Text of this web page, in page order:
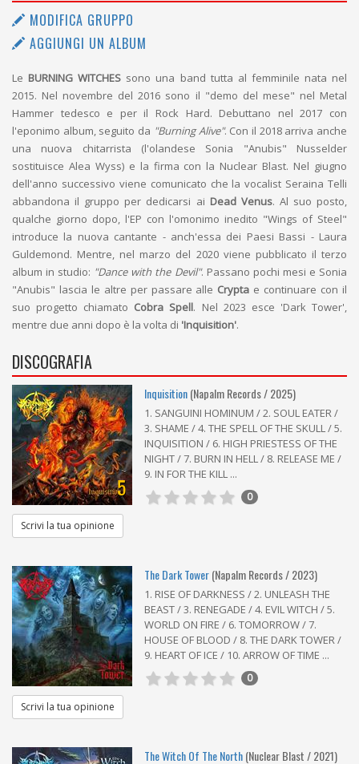
MODIFICA GRUPPO
AGGIUNGI UN ALBUM
Le BURNING WITCHES sono una band tutta al femminile nata nel
2015. Nel novembre del 2016 sono il "demo del mese" nel Metal
Hammer tedesco e per il Rock Hard. Debuttano nel 2017 con
l'eponimo album, seguito da "Burning Alive". Con il 2018 arriva anche
una nuova chitarrista (l'olandese Sonia "Anubis" Nusselder
sostituisce Alea Wyss) e la firma con la Nuclear Blast. Nel giugno
dell'anno successivo viene comunicato che la vocalist Seraina Telli
abbandona il gruppo per dedicarsi ai Dead Venus. Al suo posto,
qualche giorno dopo, l'EP con l'omonimo inedito "Wings of Steel"
introduce la nuova cantante - anch'essa dei Paesi Bassi - Laura
Guldemond. Mentre, nel marzo del 2020 viene pubblicato il terzo
album in studio: "Dance with the Devil". Passano pochi mesi e Sonia
"Anubis" lascia le altre per passare alle Crypta e continuare con il
suo progetto chiamato Cobra Spell. Nel 2023 esce 'Dark Tower',
mentre due anni dopo è la volta di 'Inquisition'.
DISCOGRAFIA
5
Inquisition(Napalm Records / 2025)
1. SANGUINI HOMINUM / 2. SOUL EATER /
3. SHAME / 4. THE SPELL OF THE SKULL / 5.
INQUISITION / 6. HIGH PRIESTESS OF THE
NIGHT / 7. BURN IN HELL / 8. RELEASE ME /
9. IN FOR THE KILL ...
0
Scrivi la tua opinione
The Dark Tower(Napalm Records / 2023)
1. RISE OF DARKNESS / 2. UNLEASH THE
BEAST / 3. RENEGADE / 4. EVIL WITCH / 5.
WORLD ON FIRE / 6. TOMORROW / 7.
HOUSE OF BLOOD / 8. THE DARK TOWER /
9. HEART OF ICE / 10. ARROW OF TIME ...
0
Scrivi la tua opinione
The Witch Of The North(Nuclear Blast / 2021)